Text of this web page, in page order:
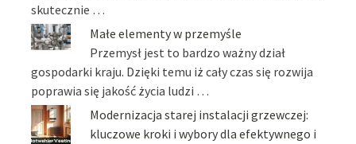
skutecznie …
Małe elementy w przemyśle
Przemysł jest to bardzo ważny dział
gospodarki kraju. Dzięki temu iż cały czas się rozwija
poprawia się jakość życia ludzi …
Modernizacja starej instalacji grzewczej:
kluczowe kroki i wybory dla efektywnego i